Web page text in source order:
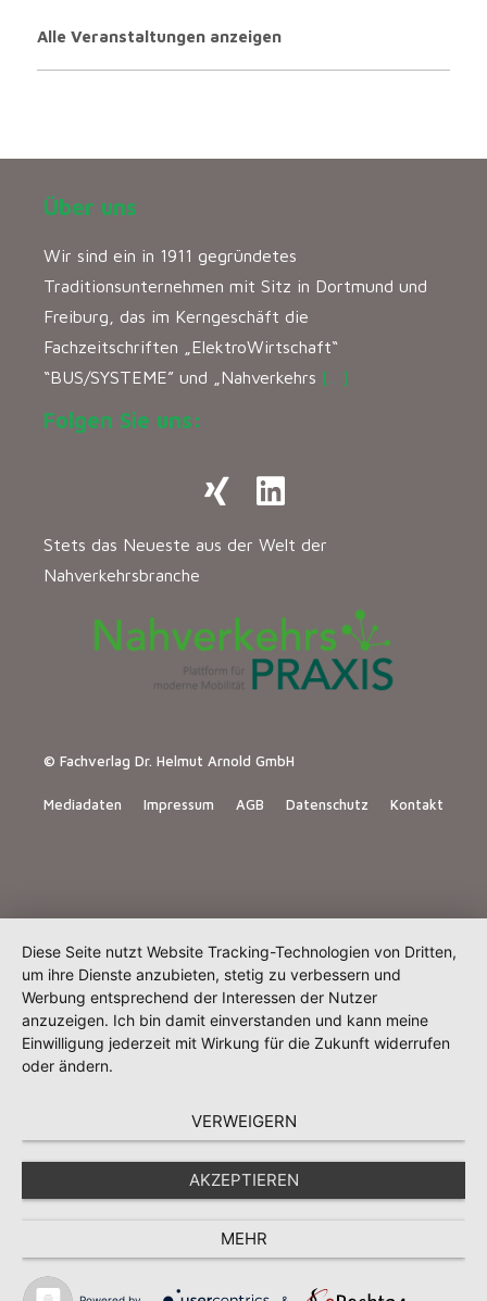
Alle Veranstaltungen anzeigen
Über uns
Wir sind ein in 1911 gegründetes
Traditionsunternehmen mit Sitz in Dortmund und
Freiburg, das im Kerngeschäft die
Fachzeitschriften „ElektroWirtschaft“
“BUS/SYSTEME” und „Nahverkehrs […]
Folgen Sie uns:
Stets das Neueste aus der Welt der
Nahverkehrsbranche
© Fachverlag Dr. Helmut Arnold GmbH
Mediadaten Impressum AGB Datenschutz Kontakt
Diese Seite nutzt Website Tracking-Technologien von Dritten,
um ihre Dienste anzubieten, stetig zu verbessern und
Werbung entsprechend der Interessen der Nutzer
anzuzeigen. Ich bin damit einverstanden und kann meine
Einwilligung jederzeit mit Wirkung für die Zukunft widerrufen
oder ändern.
VERWEIGERN
AKZEPTIEREN
MEHR